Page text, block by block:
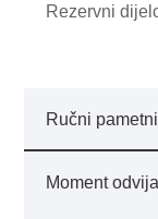
Rezervni
Ručni
Moment